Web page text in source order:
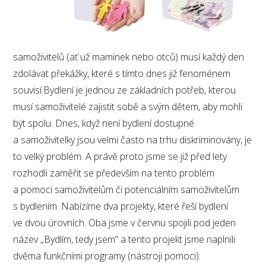
samoživitelů (ať už maminek nebo otců) musí každý den
zdolávat překážky, které s tímto dnes již fenoménem
souvisí.Bydlení je jednou ze základních potřeb, kterou
musí samoživitelé zajistit sobě a svým dětem, aby mohli
být spolu. Dnes, když není bydlení dostupné
a samoživitelky jsou velmi často na trhu diskriminovány, je
to velký problém. A právě proto jsme se již před lety
rozhodli zaměřit se především na tento problém
a pomoci samoživitelům či potenciálním samoživitelům
s bydlením. Nabízíme dva projekty, které řeší bydlení
ve dvou úrovních. Oba jsme v červnu spojili pod jeden
název „Bydlím, tedy jsem“ a tento projekt jsme naplnili
dvěma funkčními programy (nástroji pomoci):